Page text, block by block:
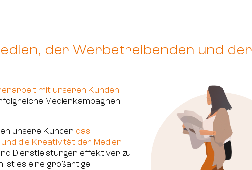
der Werbetreibenden und der
mit unseren Kunden
Medienkampagnen
unsere Kunden das
und die Kreativität der Medien
Dienstleistungen effektiver zu
ist es eine großartige